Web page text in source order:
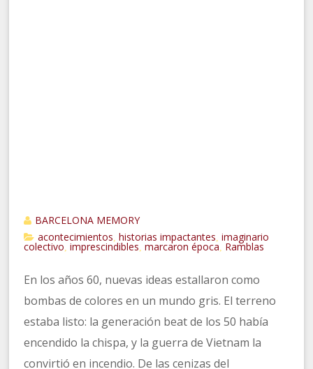
BARCELONA MEMORY
acontecimientos historias impactantes ,imaginario
colectivo ,imprescindibles ,marcaron época Ramblas
En los años 60, nuevas ideas estallaron como
bombas de colores en un mundo gris. El terreno
estaba listo: la generación beat de los 50 había
encendido la chispa, y la guerra de Vietnam la
convirtió en incendio. De las cenizas del